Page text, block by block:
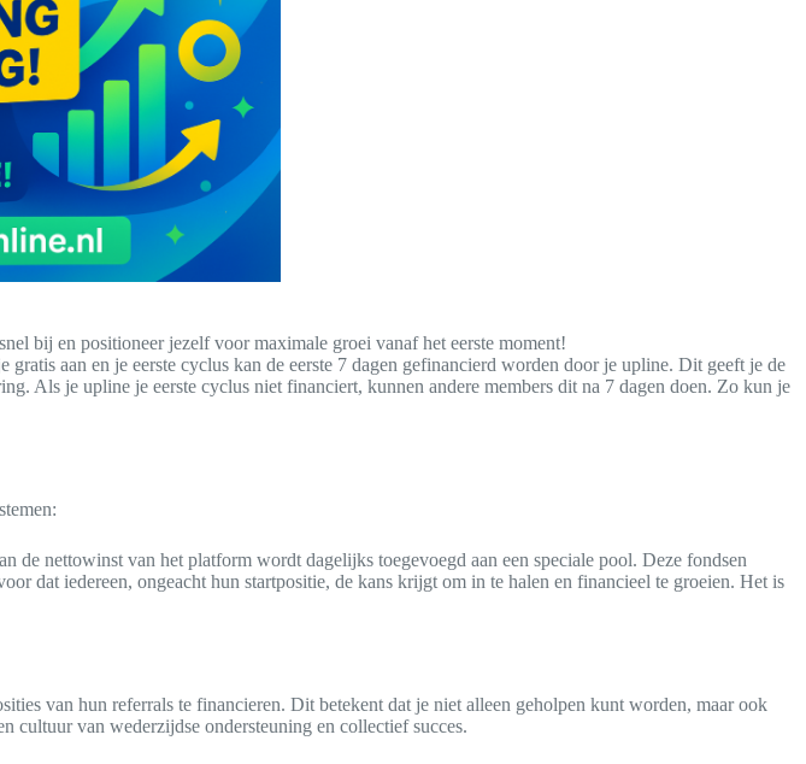
bij en positioneer jezelf voor maximale groei vanaf het eerste moment!
aan en je eerste cyclus kan de eerste 7 dagen gefinancierd worden door je upline. Dit geeft je de
Als je upline je eerste cyclus niet financiert, kunnen andere members dit na 7 dagen doen. Zo kun je
de nettowinst van het platform wordt dagelijks toegevoegd aan een speciale pool. Deze fondsen
dat iedereen, ongeacht hun startpositie, de kans krijgt om in te halen en financieel te groeien. Het is
van hun referrals te financieren. Dit betekent dat je niet alleen geholpen kunt worden, maar ook
cultuur van wederzijdse ondersteuning en collectief succes.